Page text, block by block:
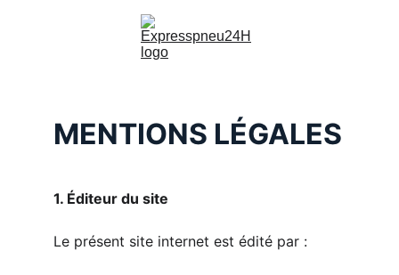
MENTIONS LÉGALES
1. Éditeur du site
Le présent site internet est édité par :